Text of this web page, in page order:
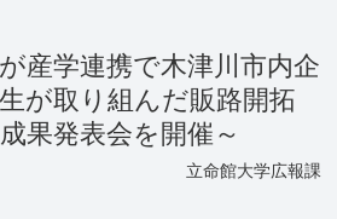
産学連携で木津川市内企
が取り組んだ販路開拓
果発表会を開催～
立命館大学広報課